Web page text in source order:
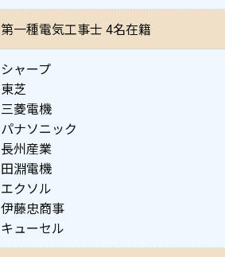
第一種電気工事士 4名在籍
シャープ
東芝
三菱電機
パナソニック
長州産業
田淵電機
エクソル
伊藤忠商事
キューセル